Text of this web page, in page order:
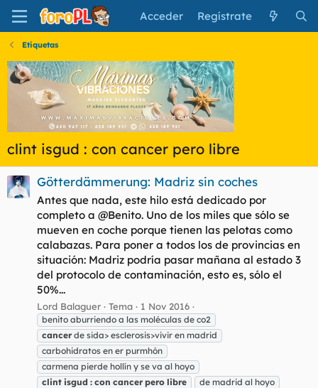
Acceder Regístrate
Etiquetas
clint isgud : con cancer pero libre
Götterdämmerung: Madriz sin coches
Antes que nada, este hilo está dedicado por
completo a @Benito. Uno de los miles que sólo se
mueven en coche porque tienen las pelotas como
calabazas. Para poner a todos los de provincias en
situación: Madriz podría pasar mañana al estado 3
del protocolo de contaminación, esto es, sólo el
50%...
Lord Balaguer Tema 1 Nov 2016
benito aburriendo a las moléculas de co2
cancer de sida> esclerosis>vivir en madrid
carbohidratos en er purmhón
carmena pierde hollín y se va al hoyo
clint isgud : con cancer pero libre
de madrid al hoyo